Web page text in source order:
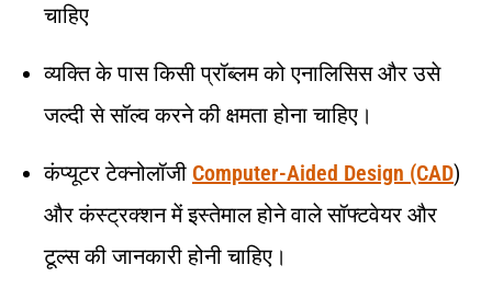
चाहिए
व्यक्ति के पास किसी प्रॉब्लम को एनालिसिस और उसे
जल्दी से सॉल्व करने की क्षमता होना चाहिए।
कंप्यूटर टेक्नोलॉजी Computer-Aided Design (CAD)
और कंस्ट्रक्शन में इस्तेमाल होने वाले सॉफ्टवेयर और
टूल्स की जानकारी होनी चाहिए।